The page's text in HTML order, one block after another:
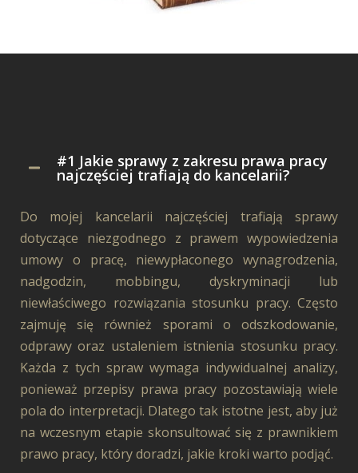
#1 Jakie sprawy z zakresu prawa pracy
najczęściej trafiają do kancelarii?
Do mojej kancelarii najczęściej trafiają sprawy
dotyczące niezgodnego z prawem wypowiedzenia
umowy o pracę, niewypłaconego wynagrodzenia,
nadgodzin, mobbingu, dyskryminacji lub
niewłaściwego rozwiązania stosunku pracy. Często
zajmuję się również sporami o odszkodowanie,
odprawy oraz ustaleniem istnienia stosunku pracy.
Każda z tych spraw wymaga indywidualnej analizy,
ponieważ przepisy prawa pracy pozostawiają wiele
pola do interpretacji. Dlatego tak istotne jest, aby już
na wczesnym etapie skonsultować się z prawnikiem
prawo pracy, który doradzi, jakie kroki warto podjąć.